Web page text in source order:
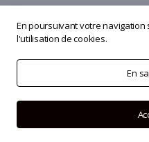
En poursuivant votre navigation
l'utilisation de cookies.
En